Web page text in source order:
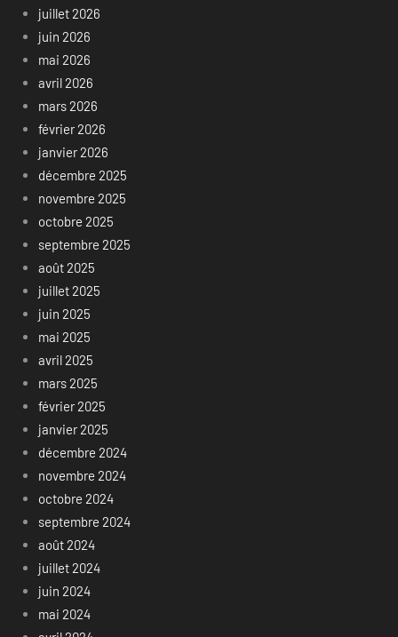
juillet 2026
juin 2026
mai 2026
avril 2026
mars 2026
février 2026
janvier 2026
décembre 2025
novembre 2025
octobre 2025
septembre 2025
août 2025
juillet 2025
juin 2025
mai 2025
avril 2025
mars 2025
février 2025
janvier 2025
décembre 2024
novembre 2024
octobre 2024
septembre 2024
août 2024
juillet 2024
juin 2024
mai 2024